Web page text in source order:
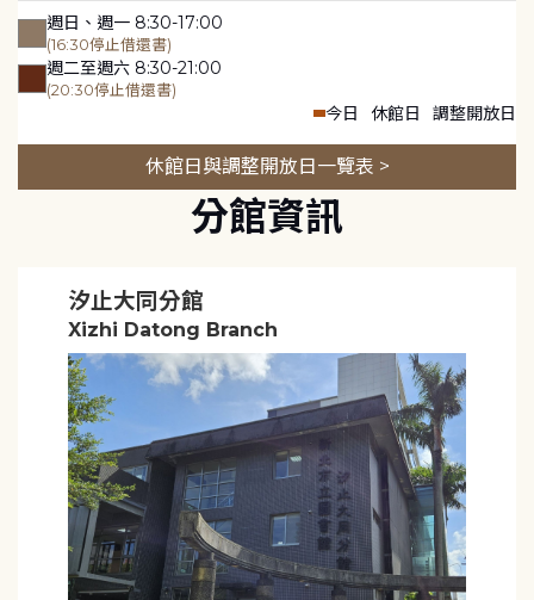
週日、週一 8:30-17:00
(16:30停止借還書)
週二至週六 8:30-21:00
(20:30停止借還書)
今日 休館日 調整開放日
休館日與調整開放日一覽表 >
分館資訊
汐止大同分館
Xizhi Datong Branch